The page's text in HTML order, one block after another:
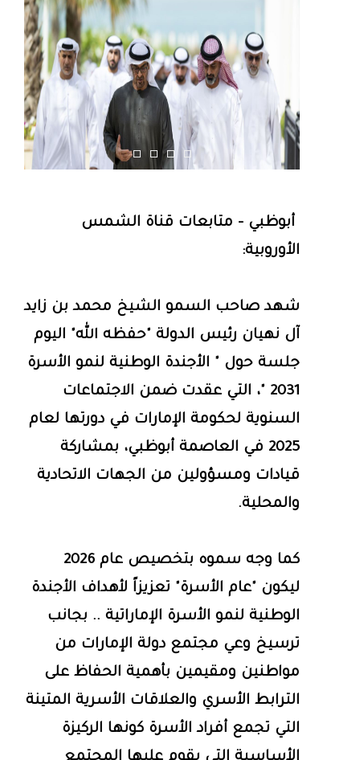
أبوظبي - متابعات قناة الشمس
الأوروبية:
شهد صاحب السمو الشيخ محمد بن زايد
آل نهيان رئيس الدولة "حفظه الله" اليوم
جلسة حول " الأجندة الوطنية لنمو الأسرة
2031 "، التي عقدت ضمن الاجتماعات
السنوية لحكومة الإمارات في دورتها لعام
2025 في العاصمة أبوظبي، بمشاركة
قيادات ومسؤولين من الجهات الاتحادية
والمحلية.
كما وجه سموه بتخصيص عام 2026
ليكون "عام الأسرة" تعزيزاً لأهداف الأجندة
الوطنية لنمو الأسرة الإماراتية .. بجانب
ترسيخ وعي مجتمع دولة الإمارات من
مواطنين ومقيمين بأهمية الحفاظ على
الترابط الأسري والعلاقات الأسرية المتينة
التي تجمع أفراد الأسرة كونها الركيزة